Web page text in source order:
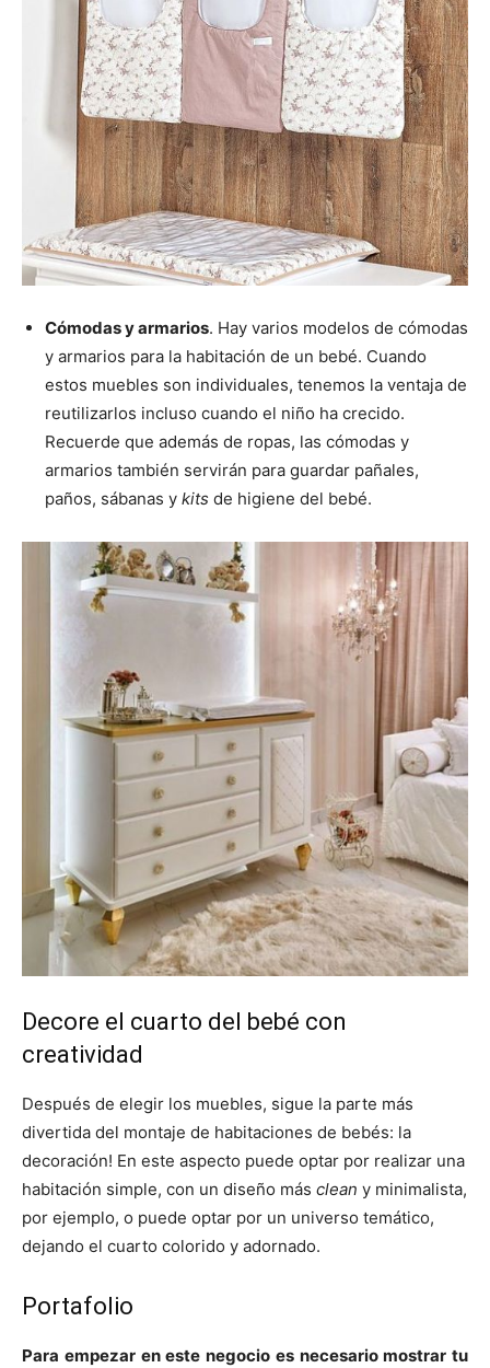
Cómodas y armarios. Hay varios modelos de cómodas
y armarios para la habitación de un bebé. Cuando
estos muebles son individuales, tenemos la ventaja de
reutilizarlos incluso cuando el niño ha crecido.
Recuerde que además de ropas, las cómodas y
armarios también servirán para guardar pañales,
paños, sábanas y kits de higiene del bebé.
Decore el cuarto del bebé con
creatividad
Después de elegir los muebles, sigue la parte más
divertida del montaje de habitaciones de bebés: la
decoración! En este aspecto puede optar por realizar una
habitación simple, con un diseño más clean y minimalista,
por ejemplo, o puede optar por un universo temático,
dejando el cuarto colorido y adornado.
Portafolio
Para empezar en este negocio es necesario mostrar tu